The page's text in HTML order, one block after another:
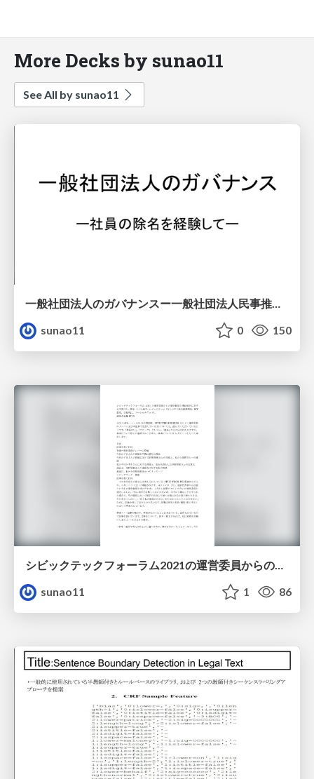
More Decks by sunao11
See All by sunao11
一般社団法人のガバナンスー一般社団法人民事推進センターの社員の除名を経験してー
sunao11
0 150
sunao11
1 86